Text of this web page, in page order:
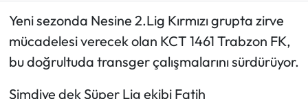
Yeni sezonda Nesine 2.Lig Kırmızı grupta zirve
mücadelesi verecek olan KCT 1461 Trabzon FK,
bu doğrultuda transger çalışmalarını sürdürüyor.
Şimdiye dek Süper Lig ekibi Fatih
Mektup Galeri
Ekonomi